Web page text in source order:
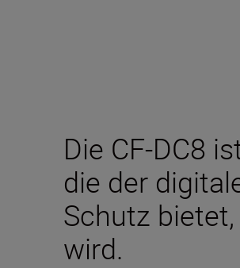
Die CF-DC8
die der
Schutz
wird.